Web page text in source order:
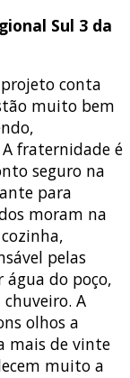
Sul 3 da
conta
muito bem
fraternidade é
seguro na
para
moram na
pelas
água do poço,
A
olhos a
mais de vinte
muito a